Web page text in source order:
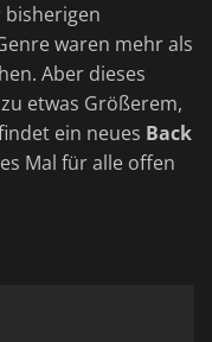
waren mehr als
Aber dieses
etwas Größerem,
ein neues Back
Mal für alle offen